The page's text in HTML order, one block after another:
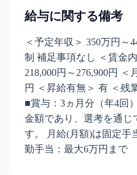
給与に関する備考
＜予定年収＞ 350万円～
制 補足事項なし ＜賃金
218,000円～276,900円 ＜
円 ＜昇給有無＞ 有 ＜残
■賞与：3ヵ月分（年4回
金額であり、選考を通じ
す。 月給(月額)は固定手
勤手当：最大6万円まで